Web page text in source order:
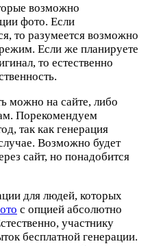
возможно
фото. Если
то разумеется возможно
Если же планируете
то естественно
можно на сайте, либо
Порекомендуем
так как генерация
Возможно будет
сайт, но понадобится
для людей, которых
с опцией абсолютно
участнику
бесплатной генерации.